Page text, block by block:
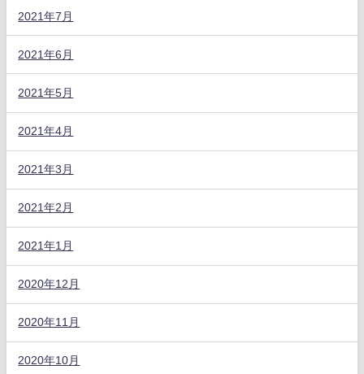
2021年7月
2021年6月
2021年5月
2021年4月
2021年3月
2021年2月
2021年1月
2020年12月
2020年11月
2020年10月